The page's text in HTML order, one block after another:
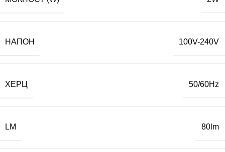
НАПОН 100V-240V
ХЕРЦ 50/60Hz
LM 80lm